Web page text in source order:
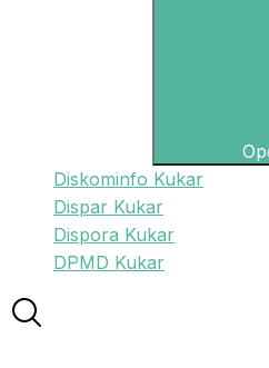
Diskominfo Kukar
Dispar Kukar
Dispora Kukar
DPMD Kukar